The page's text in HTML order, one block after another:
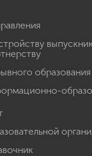
образования